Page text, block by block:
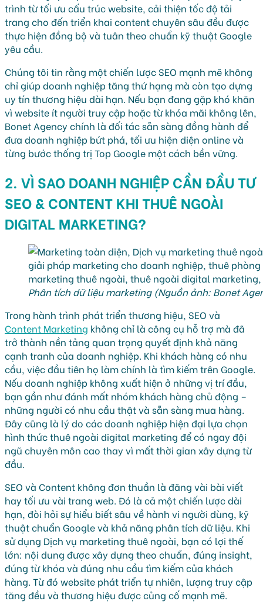
trình từ tối ưu cấu trúc website, cải thiện tốc độ tải
trang cho đến triển khai content chuyên sâu đều được
thực hiện đồng bộ và tuân theo chuẩn kỹ thuật Google
yêu cầu.
Chúng tôi tin rằng một chiến lược SEO mạnh mẽ không
chỉ giúp doanh nghiệp tăng thứ hạng mà còn tạo dựng
uy tín thương hiệu dài hạn. Nếu bạn đang gặp khó khăn
vì website ít người truy cập hoặc từ khóa mãi không lên,
Bonet Agency chính là đối tác sẵn sàng đồng hành để
đưa doanh nghiệp bứt phá, tối ưu hiện diện online và
từng bước thống trị Top Google một cách bền vững.
2. VÌ SAO DOANH NGHIỆP CẦN ĐẦU TƯ
SEO & CONTENT KHI THUÊ NGOÀI
DIGITAL MARKETING?
Phân tích dữ liệu marketing (Nguồn ảnh: Bonet
Trong hành trình phát triển thương hiệu, SEO và
Content Marketing không chỉ là công cụ hỗ trợ mà đã
trở thành nền tảng quan trọng quyết định khả năng
cạnh tranh của doanh nghiệp. Khi khách hàng có nhu
cầu, việc đầu tiên họ làm chính là tìm kiếm trên Google.
Nếu doanh nghiệp không xuất hiện ở những vị trí đầu,
bạn gần như đánh mất nhóm khách hàng chủ động –
những người có nhu cầu thật và sẵn sàng mua hàng.
Đây cũng là lý do các doanh nghiệp hiện đại lựa chọn
hình thức thuê ngoài digital marketing để có ngay đội
ngũ chuyên môn cao thay vì mất thời gian xây dựng từ
đầu.
SEO và Content không đơn thuần là đăng vài bài viết
hay tối ưu vài trang web. Đó là cả một chiến lược dài
hạn, đòi hỏi sự hiểu biết sâu về hành vi người dùng, kỹ
thuật chuẩn Google và khả năng phân tích dữ liệu. Khi
sử dụng Dịch vụ marketing thuê ngoài, bạn có lợi thế
lớn: nội dung được xây dựng theo chuẩn, đúng insight,
đúng từ khóa và đúng nhu cầu tìm kiếm của khách
hàng. Từ đó website phát triển tự nhiên, lượng truy cập
tăng đều và thương hiệu được củng cố mạnh mẽ.